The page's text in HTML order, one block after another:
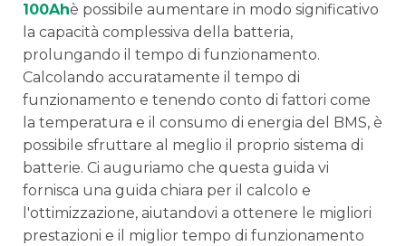
100Ahè possibile aumentare in modo significativo
la capacità complessiva della batteria,
prolungando il tempo di funzionamento.
Calcolando accuratamente il tempo di
funzionamento e tenendo conto di fattori come
la temperatura e il consumo di energia del BMS, è
possibile sfruttare al meglio il proprio sistema di
batterie. Ci auguriamo che questa guida vi
fornisca una guida chiara per il calcolo e
l'ottimizzazione, aiutandovi a ottenere le migliori
prestazioni e il miglior tempo di funzionamento